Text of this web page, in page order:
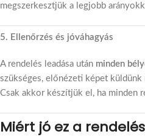
megszerkesztjük a legjobb
5. Ellenőrzés és jóváhagyás
A rendelés leadása után minden
szükséges, előnézeti képet küldünk
Csak akkor készítjük el, ha minden
Miért jó ez a